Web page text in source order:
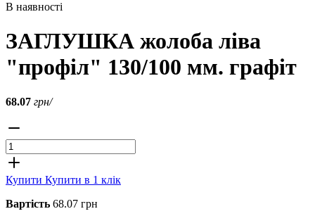
В наявності
ЗАГЛУШКА жолоба ліва
"профіл" 130/100 мм. графіт
68.07 грн/
Купити Купити в 1 клік
Вартість 68.07 грн